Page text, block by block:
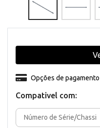
Compativel com:
Opções de pagamento